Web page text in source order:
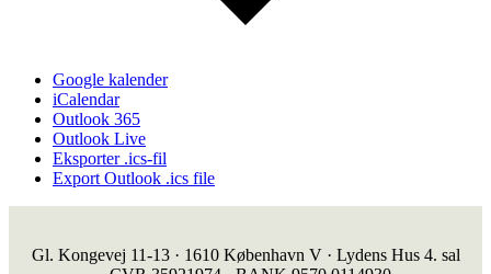
Google kalender
iCalendar
Outlook 365
Outlook Live
Eksporter .ics-fil
Export Outlook .ics file
Gl. Kongevej 11-13 · 1610 København V · Lydens Hus 4. sal